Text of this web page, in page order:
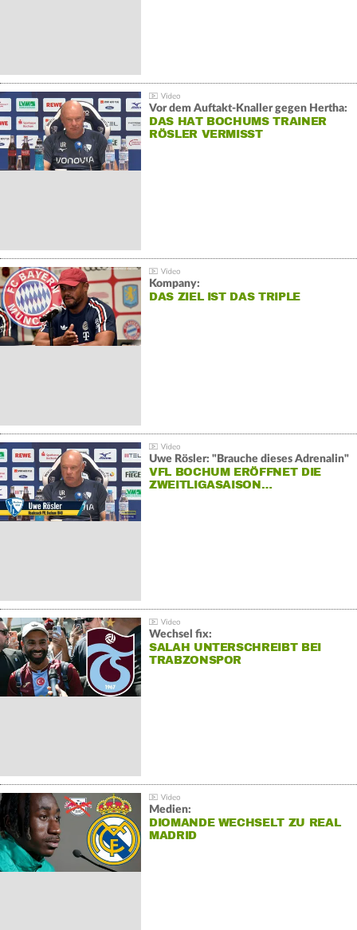
Vor dem Auftakt-Knaller gegen Hertha:
DAS HAT BOCHUMS TRAINER
RÖSLER VERMISST
Kompany:
DAS ZIEL IST DAS TRIPLE
Uwe Rösler: "Brauche dieses Adrenalin"
VFL BOCHUM ERÖFFNET DIE
ZWEITLIGASAISON…
Wechsel fix:
SALAH UNTERSCHREIBT BEI
TRABZONSPOR
Medien:
DIOMANDE WECHSELT ZU REAL
MADRID